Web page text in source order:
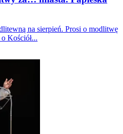
na sierpień. Prosi o modlitwę
Kościół...